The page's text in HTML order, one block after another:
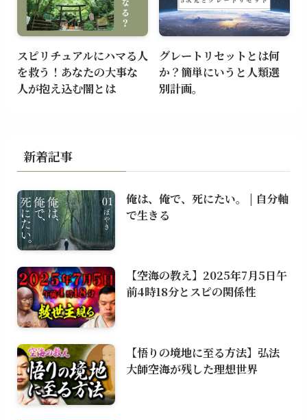
スピリチュアルにハマる人
を救う！あなたの大事な
人が抱え込む闇とは
グレートリセットとは何
か？簡単にいうと人類選
別計画。
新着記事
俺は、俺で、死にたい。 | 自分軸
で生きる
【空海の教え】2025年7月5日午
前4時18分とスピの関係性
【悟りの境地に至る方法】弘法
大師空海が残した理想世界